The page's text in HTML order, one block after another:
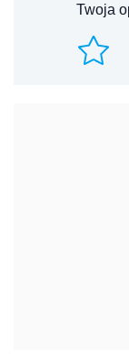
Twoja